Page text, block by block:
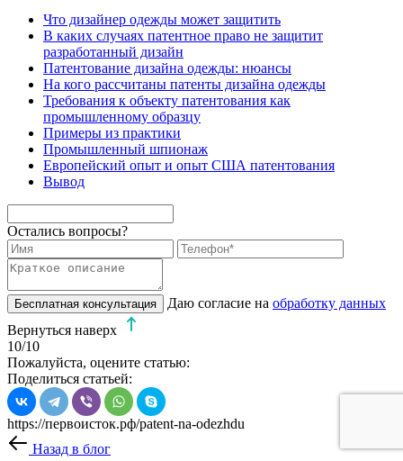
Что дизайнер одежды может защитить
В каких случаях патентное право не защитит
разработанный дизайн
Патентование дизайна одежды: нюансы
На кого рассчитаны патенты дизайна одежды
Требования к объекту патентования как
промышленному образцу
Примеры из практики
Промышленный шпионаж
Европейский опыт и опыт США патентования
Вывод
Остались вопросы?
Бесплатная консультация Даю согласие на обработку данных
Вернуться наверх
10/10
Пожалуйста, оцените статью:
Поделиться статьей:
https://первоисток.рф/patent-na-odezhdu
Назад в блог